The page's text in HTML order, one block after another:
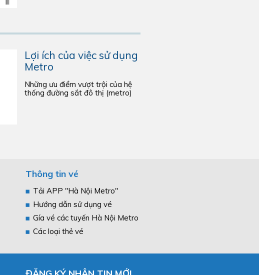
Lợi ích của việc sử dụng
Metro
Những ưu điểm vượt trội của hệ
thống đường sắt đô thị (metro)
Thông tin vé
Tải APP "Hà Nội Metro"
Hướng dẫn sử dụng vé
Gía vé các tuyến Hà Nội Metro
Các loại thẻ vé